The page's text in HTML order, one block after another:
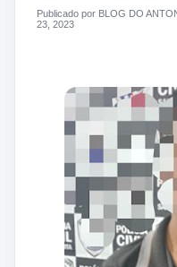
Publicado por BLOG DO
23, 2023